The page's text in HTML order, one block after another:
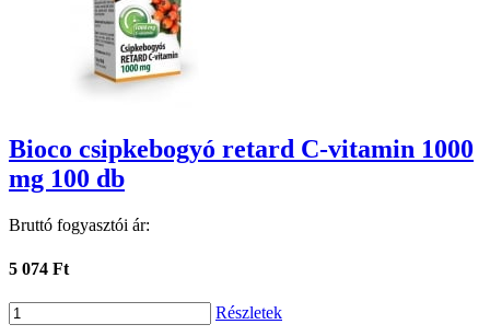
Bioco csipkebogyó retard C-vitamin 1000
mg 100 db
Bruttó fogyasztói ár:
5 074 Ft
Részletek